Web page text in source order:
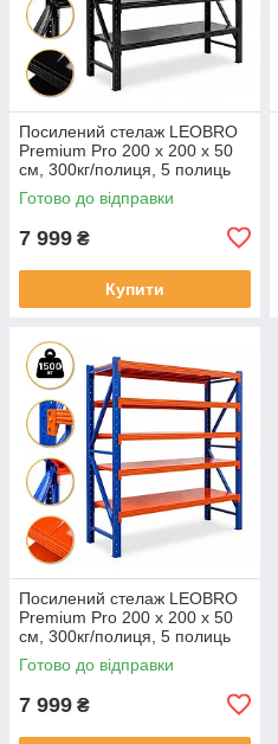
Посилений стелаж LEOBRO
Premium Pro 200 х 200 х 50
см, 300кг/полиця, 5 полиць
(LB-R131)
Готово до відправки
7 999 ₴
Купити
Посилений стелаж LEOBRO
Premium Pro 200 х 200 х 50
см, 300кг/полиця, 5 полиць
(LB-R133)
Готово до відправки
7 999 ₴